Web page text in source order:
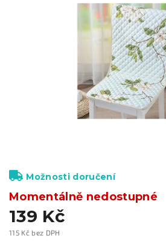
139 Kč
115 Kč bez DPH
Momentálně nedostupné
Možnosti doručení